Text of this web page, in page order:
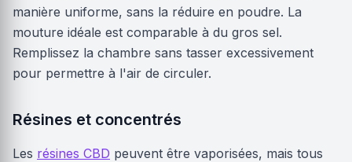
manière uniforme, sans la réduire en poudre. La
mouture idéale est comparable à du gros sel.
Remplissez la chambre sans tasser excessivement
pour permettre à l'air de circuler.
Résines et concentrés
Les résines CBD peuvent être vaporisées, mais tous